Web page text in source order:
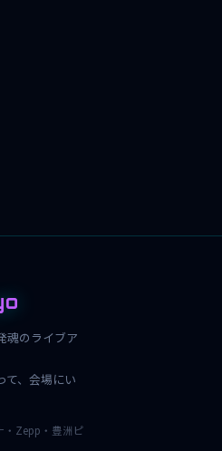
魂のライブア
て、会場にい
・Zepp・豊洲ピ